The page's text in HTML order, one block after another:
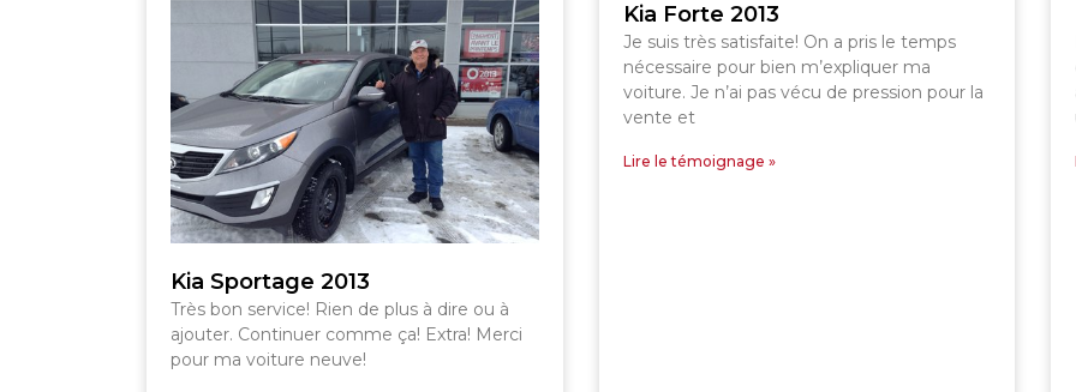
Kia Sportage 2013
Très bon service! Rien de plus à dire ou à
ajouter. Continuer comme ça! Extra! Merci
pour ma voiture neuve!
Kia Forte 2013
Je suis très satisfaite! On a pris le temps
nécessaire pour bien m’expliquer ma
voiture. Je n’ai pas vécu de pression pour la
vente et
Lire le témoignage »